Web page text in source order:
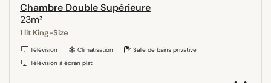
Chambre Double Supérieure
23m²
1 lit King-Size
Télévision Climatisation
Salle de bains privative
Télévision à écran plat